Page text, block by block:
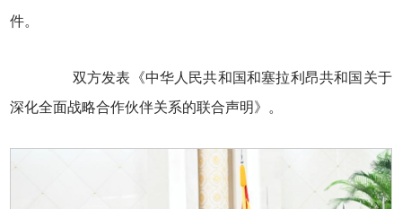
件。
双方发表《中华人民共和国和塞拉利昂共和国关于
深化全面战略合作伙伴关系的联合声明》。